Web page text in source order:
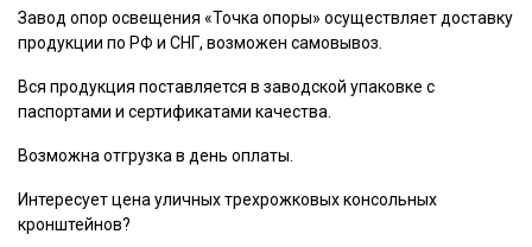
Завод опор освещения «Точка опоры» осуществляет доставку
продукции по РФ и СНГ, возможен самовывоз.
Вся продукция поставляется в заводской упаковке с
паспортами и сертификатами качества.
Возможна отгрузка в день оплаты.
Интересует цена уличных трехрожковых консольных
кронштейнов?